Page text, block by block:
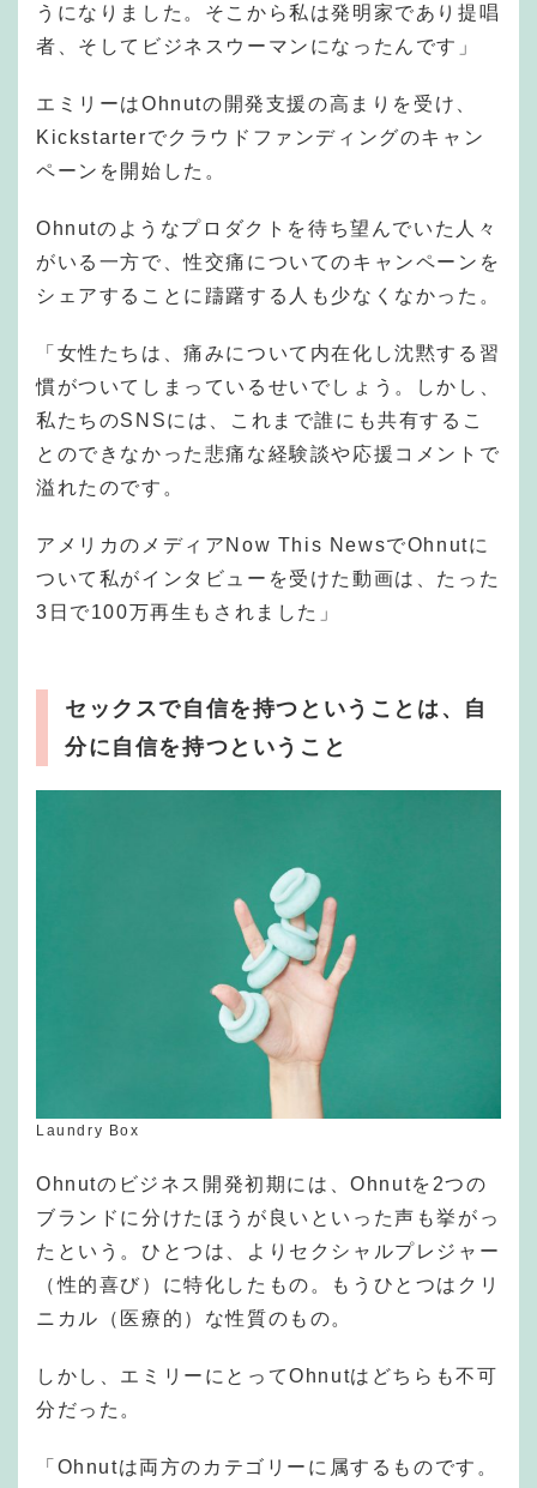
うになりました。そこから私は発明家であり提唱
者、そしてビジネスウーマンになったんです」
エミリーはOhnutの開発支援の高まりを受け、
Kickstarterでクラウドファンディングのキャン
ペーンを開始した。
Ohnutのようなプロダクトを待ち望んでいた人々
がいる一方で、性交痛についてのキャンペーンを
シェアすることに躊躇する人も少なくなかった。
「女性たちは、痛みについて内在化し沈黙する習
慣がついてしまっているせいでしょう。しかし、
私たちのSNSには、これまで誰にも共有するこ
とのできなかった悲痛な経験談や応援コメントで
溢れたのです。
アメリカのメディアNow This NewsでOhnutに
ついて私がインタビューを受けた動画は、たった
3日で100万再生もされました」
セックスで自信を持つということは、自
分に自信を持つということ
Laundry Box
Ohnutのビジネス開発初期には、Ohnutを2つの
ブランドに分けたほうが良いといった声も挙がっ
たという。ひとつは、よりセクシャルプレジャー
（性的喜び）に特化したもの。もうひとつはクリ
ニカル（医療的）な性質のもの。
しかし、エミリーにとってOhnutはどちらも不可
分だった。
「Ohnutは両方のカテゴリーに属するものです。